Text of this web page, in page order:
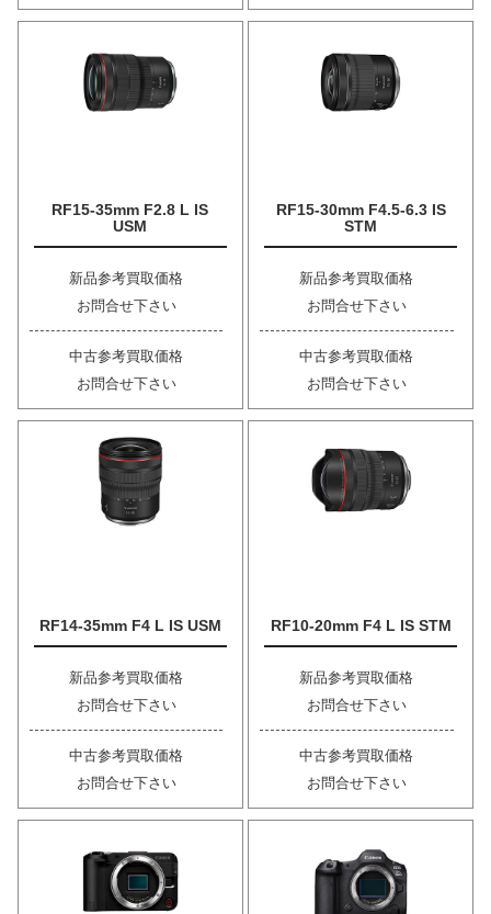
RF15-35mm F2.8 L IS
USM
新品参考買取価格
お問合せ下さい
中古参考買取価格
お問合せ下さい
RF15-30mm F4.5-6.3 IS
STM
新品参考買取価格
お問合せ下さい
中古参考買取価格
お問合せ下さい
RF14-35mm F4 L IS USM
新品参考買取価格
お問合せ下さい
中古参考買取価格
お問合せ下さい
RF10-20mm F4 L IS STM
新品参考買取価格
お問合せ下さい
中古参考買取価格
お問合せ下さい